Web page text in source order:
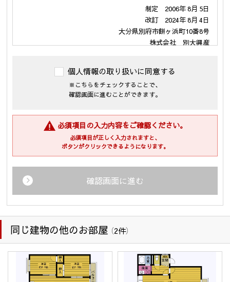
制定 2006年 8月 5日
改訂 2024年 8月 4日
大分県別府市餅ヶ浜町10番8号
株式会社 別大興産
１．個人情報の利用の目的
当社が保有するお客様の個人情報は、次の目的のために利用さ
売買契約の締結、仲介業務」
・賃貸については「入居受付審査、紹介カード、結果などの
連絡、賃貸借契約、保証契約、保証委託契約、管理委託契
約、それらに付随する契約の締結、仲介、履行、及び契約
・企業主導型保育事業の運営のため
(2) 住宅等の管理業務を委託された場合、委託された業務を遂
行するために個人情報を利用します。
(3) 上記(1)の利用目的の達成に必要な範囲での、個人情報の第
三者への提供及び第三者からの提供。
(4) 上記(1)の業務及び情報、サービスの提供のための郵便物、
電話、電子メール等による営業活動。
(5) 情報、サービスの提供については、ご本人からの申し出が
ありましたら、利用を停止致します。
個人情報の取り扱いに同意する
※こちらをチェックすることで、
確認画面に進むことができます。
必須項目の入力内容をご確認ください。
必須項目が正しく入力されますと、
ボタンがクリックできるようになります。
確認画面に進む
同じ建物の他のお部屋 （2件）